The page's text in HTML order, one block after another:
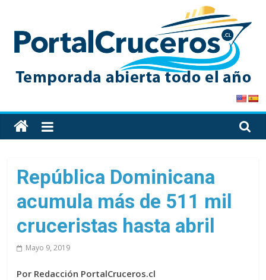
content
PortalCruceros
Toda
la
de
cruceros
en
un
solo
República Dominicana
acumula más de 511 mil
cruceristas hasta abril
Mayo 9, 2019
Por Redacción PortalCruceros.cl